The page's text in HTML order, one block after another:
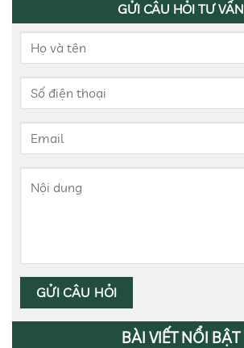
GỬI CÂU HỎI TƯ VẤN
BÀI VIẾT NỔI BẬT